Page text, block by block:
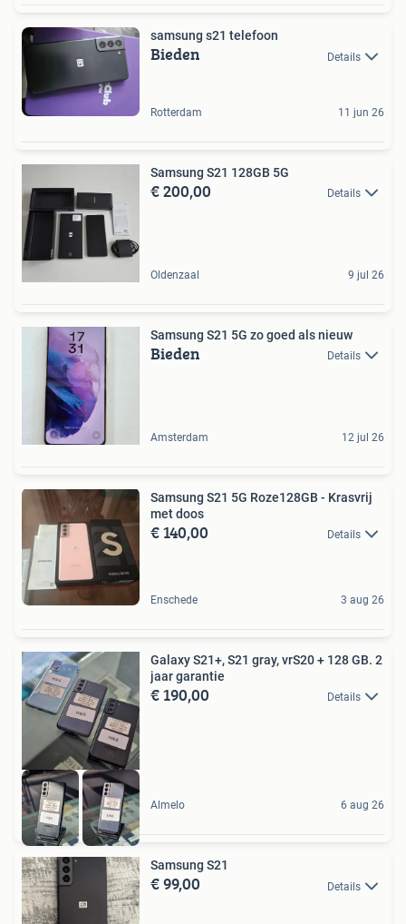
samsung s21 telefoon
Bieden Details
Rotterdam 11 jun 26
Samsung S21 128GB 5G
€ 200,00 Details
Oldenzaal 9 jul 26
Samsung S21 5G zo goed als nieuw
Bieden Details
Amsterdam 12 jul 26
Samsung S21 5G Roze128GB - Krasvrij
met doos
€ 140,00 Details
Enschede 3 aug 26
Galaxy S21+, S21 gray, vrS20 + 128 GB. 2
jaar garantie
€ 190,00 Details
Almelo 6 aug 26
Samsung S21
€ 99,00 Details